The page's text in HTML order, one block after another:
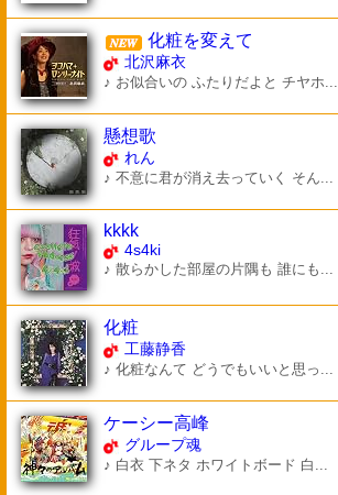
化粧を変えて
北沢麻衣
♪ お似合いの ふたりだよと チヤホ...
懸想歌
れん
♪ 不意に君が消え去っていく そん...
kkkk
4s4ki
♪ 散らかした部屋の片隅も 誰にも...
化粧
工藤静香
♪ 化粧なんて どうでもいいと思っ...
ケーシー高峰
グループ魂
♪ 白衣 下ネタ ホワイトボード 白...